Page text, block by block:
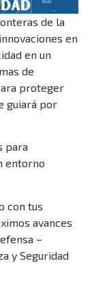
de la
en
en un
de
proteger
guiará por
para
entorno
con tus
avances
–
y Seguridad